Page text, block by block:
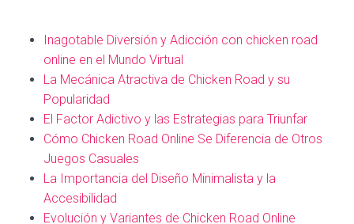
Inagotable Diversión y Adicción con chicken road
online en el Mundo Virtual
La Mecánica Atractiva de Chicken Road y su
Popularidad
El Factor Adictivo y las Estrategias para Triunfar
Cómo Chicken Road Online Se Diferencia de Otros
Juegos Casuales
La Importancia del Diseño Minimalista y la
Accesibilidad
Evolución y Variantes de Chicken Road Online